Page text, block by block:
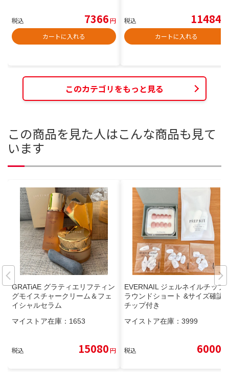
税込 7366円
カートに入れる
税込 11484
カートに入れる
このカテゴリをもっと見る
この商品を見た人はこんな商品も見て
います
GRATiAE グラティエリフティン
グモイスチャークリーム＆フェ
イシャルセラム
マイストア在庫： 1653
税込 15080円
EVERNAIL ジェルネイルチップ
ラウンドショート &サイズ確認
チップ付き
マイストア在庫： 3999
税込 6000